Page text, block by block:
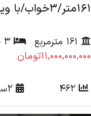
161متر/3خواب/با ویو ابدی
3 خواب
11,000,000,000تومان
2 سال قبل